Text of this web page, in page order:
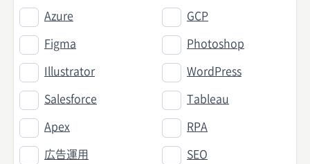
Azure GCP
Figma Photoshop
Illustrator WordPress
Salesforce Tableau
Apex RPA
広告運用 SEO